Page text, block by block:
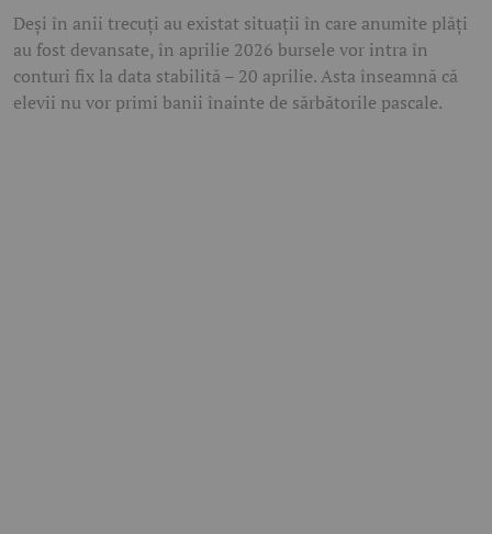
Deși în anii trecuți au existat situații în care anumite plăți
au fost devansate, în aprilie 2026 bursele vor intra în
conturi fix la data stabilită – 20 aprilie. Asta înseamnă că
elevii nu vor primi banii înainte de sărbătorile pascale.